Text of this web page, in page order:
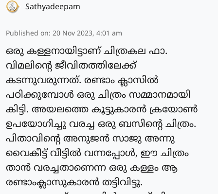
Sathyadeepam
Published on: 20 Nov 2023, 4:01 am
ഒരു കള്ളനായിട്ടാണ് ചിത്രകല ഫാ.
വിമലിന്റെ ജീവിതത്തിലേക്ക്
കടന്നുവരുന്നത്. രണ്ടാം ക്ലാസില്‍
പഠിക്കുമ്പോള്‍ ഒരു ചിത്രം സമ്മാനമായി
കിട്ടി. അയലത്തെ കൂട്ടുകാരന്‍ ക്രയോണ്‍
ഉപയോഗിച്ചു വരച്ച ഒരു ബസിന്റെ ചിത്രം.
പിതാവിന്റെ അനുജന്‍ സാജു അന്നു
വൈകീട്ട് വീട്ടില്‍ വന്നപ്പോള്‍, ഈ ചിത്രം
താന്‍ വരച്ചതാണെന്ന ഒരു കള്ളം ആ
രണ്ടാംക്ലാസുകാരന്‍ തട്ടിവിട്ടു.